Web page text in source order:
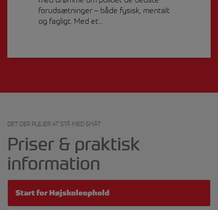
forudsætninger – både fysisk, mentalt
og fagligt. Med et...
DET DER PLEJER AT STÅ MED SMÅT
Priser & praktisk
information
Start for Højskoleophold